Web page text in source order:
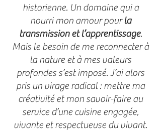
historienne. Un domaine qui a
nourri mon amour pourla
transmission et l’apprentissage.
Mais le besoin de me reconnecter à
la nature et à mes valeurs
profondes s’est imposé. J’ai alors
pris un virage radical : mettre ma
créativité et mon savoir-faire au
service d’une cuisine engagée,
vivante et respectueuse du vivant.